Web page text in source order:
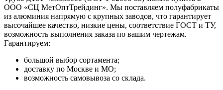
ООО «СЦ МетОптТрейдинг». Мы поставляем полуфабрикаты
из алюминия напрямую с крупных заводов, что гарантирует
высочайшее качество, низкие цены, соответствие ГОСТ и ТУ,
возможность выполнения заказа по вашим чертежам.
Гарантируем:
большой выбор сортамента;
доставку по Москве и МО;
возможность самовывоза со склада.